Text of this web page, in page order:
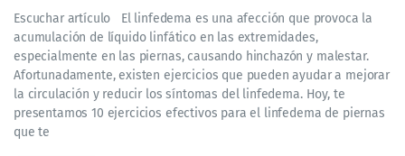
Escuchar artículo El linfedema es una afección que provoca la
acumulación de líquido linfático en las extremidades,
especialmente en las piernas, causando hinchazón y malestar.
Afortunadamente, existen ejercicios que pueden ayudar a mejorar
la circulación y reducir los síntomas del linfedema. Hoy, te
presentamos 10 ejercicios efectivos para el linfedema de piernas
que te